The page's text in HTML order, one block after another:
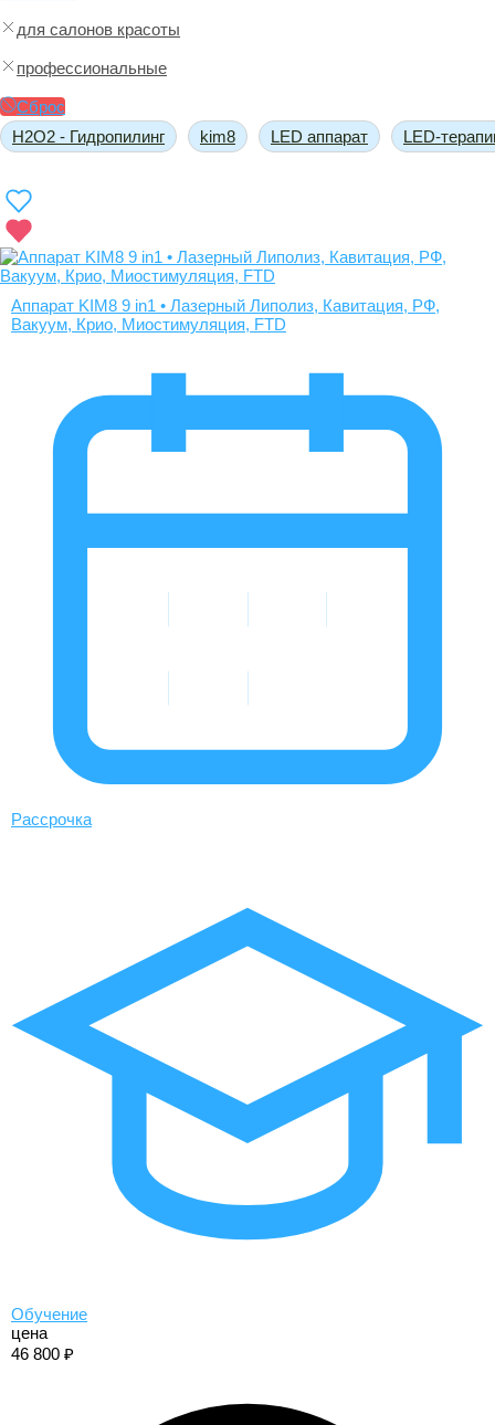
для салонов красоты
профессиональные
Сброс
H2O2 - Гидропилинг
kim8 LED аппарат LED-
Аппарат KIM8 9 in1 • Лазерный Липолиз, Кавитация, РФ,
Вакуум, Крио, Миостимуляция, FTD
Рассрочка
Обучение
цена
46 800